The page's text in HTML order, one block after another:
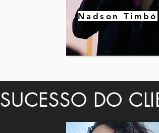
Nadson Timbó
SUCESSO DO